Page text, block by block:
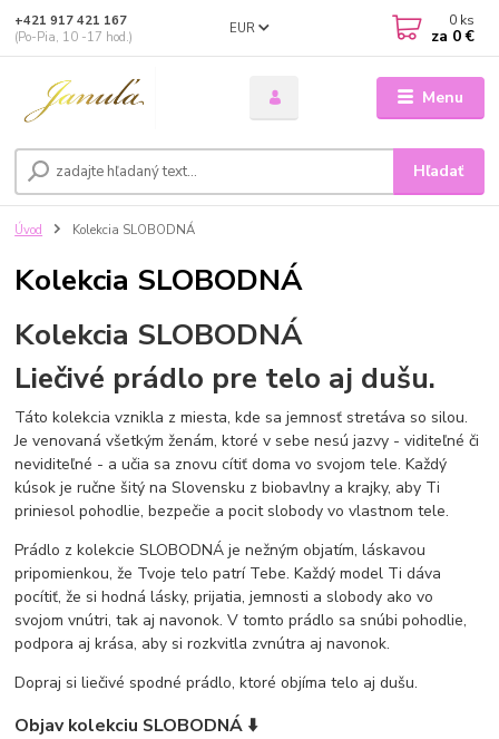
Menu
EUR
Hľadať
+421 917 421 167
(Po-Pia, 10 -17 hod.)
0 ks
za 0 €
Úvod Kolekcia SLOBODNÁ
Kolekcia SLOBODNÁ
Kolekcia SLOBODNÁ
Liečivé prádlo pre telo aj dušu.
Táto kolekcia vznikla z miesta, kde sa jemnosť stretáva so silou.
Je venovaná všetkým ženám, ktoré v sebe nesú jazvy - viditeľné či
neviditeľné - a učia sa znovu cítiť doma vo svojom tele. Každý
kúsok je ručne šitý na Slovensku z biobavlny a krajky, aby Ti
priniesol pohodlie, bezpečie a pocit slobody vo vlastnom tele.
Prádlo z kolekcie SLOBODNÁ je nežným objatím, láskavou
pripomienkou, že Tvoje telo patrí Tebe. Každý model Ti dáva
pocítiť, že si hodná lásky, prijatia, jemnosti a slobody ako vo
svojom vnútri, tak aj navonok. V tomto prádlo sa snúbi pohodlie,
podpora aj krása, aby si rozkvitla zvnútra aj navonok.
Dopraj si liečivé spodné prádlo, ktoré objíma telo aj dušu.
Objav kolekciu SLOBODNÁ ⬇️